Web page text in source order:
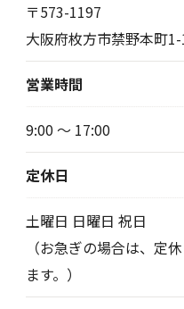
〒573-1197
大阪府枚方市禁野本町
営業時間
9:00 〜 17:00
定休日
土曜日 日曜日 祝日
（お急ぎの場合は、定
ます。）